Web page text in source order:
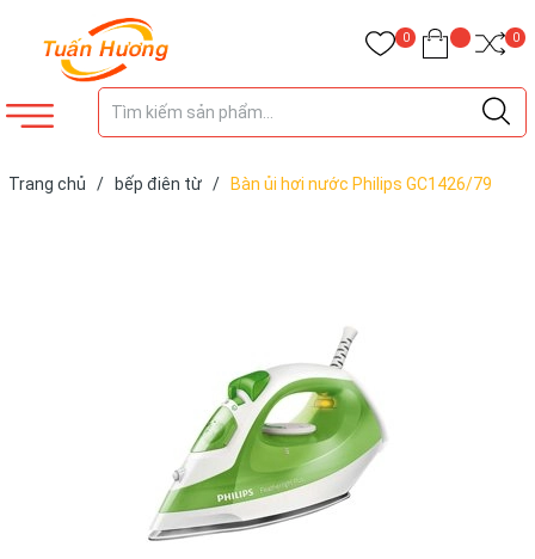
0 0
Trang chủ / bếp điên từ / Bàn ủi hơi nước Philips GC1426/79